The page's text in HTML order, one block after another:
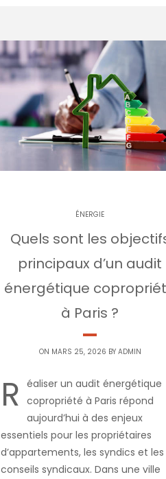
ÉNERGIE
Quels sont les
principaux d’un audit
énergétique
à Paris ?
ON MARS 25, 2026 BY ADMIN
R éaliser un audit énergétique
copropriété à Paris répond
aujourd’hui à des enjeux
essentiels pour les propriétaires
d’appartements, les syndics et les
conseils syndicaux. Dans une ville